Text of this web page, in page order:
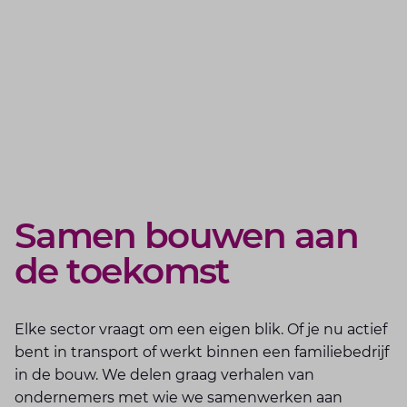
Samen bouwen aan
de toekomst
Elke sector vraagt om een eigen blik. Of je nu actief
bent in transport of werkt binnen een familiebedrijf
in de bouw. We delen graag verhalen van
ondernemers met wie we samenwerken aan